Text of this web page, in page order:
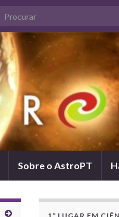
Search for:
Sobre o AstroPT